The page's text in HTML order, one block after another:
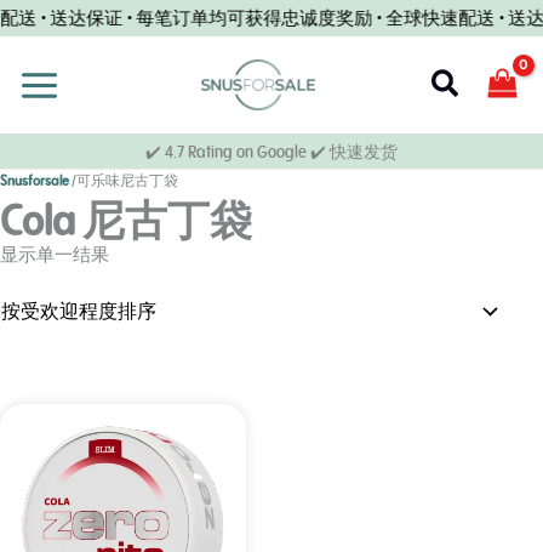
跳
至
• 送达保证 • 每笔订单均可获得忠诚度奖励 • 全球快速配送 •
搜
✔️ 4.7 Rating on Google ✔️ 快速发货
Snusforsale/可乐味尼古丁袋
Cola 尼古丁袋
显示单一结果